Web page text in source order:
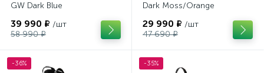
GW Dark Blue
39 990 ₽ /шт
58 990 ₽
Dark Moss/Orange
29 990 ₽ /шт
47 690 ₽
-36% -35%